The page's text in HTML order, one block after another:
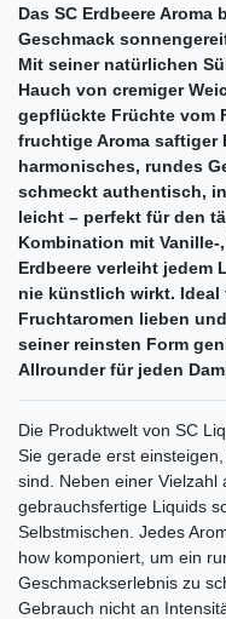
Das SC Erdbeere
Geschmack
Mit seiner natürlichen
Hauch von cremiger
gepflückte Früchte vom
fruchtige Aroma saftiger
harmonisches, rundes
schmeckt authentisch,
leicht – perfekt für den
Kombination mit Vanille-
Erdbeere verleiht jedem
nie künstlich wirkt.
Fruchtaromen lieben
seiner reinsten Form
Allrounder für jeden
Die Produktwelt von SC
Sie gerade erst
sind. Neben einer Vielzahl
gebrauchsfertige Liquids
Selbstmischen. Jedes
how komponiert, um ein
Geschmackserlebnis zu
Gebrauch nicht an